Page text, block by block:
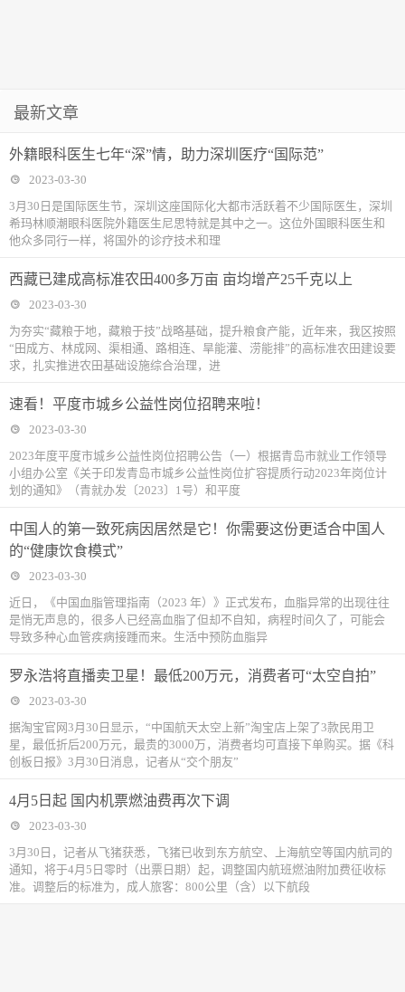
最新文章
外籍眼科医生七年“深”情，助力深圳医疗“国际范”
2023-03-30
3月30日是国际医生节，深圳这座国际化大都市活跃着不少国际医生，深圳
希玛林顺潮眼科医院外籍医生尼思特就是其中之一。这位外国眼科医生和
他众多同行一样，将国外的诊疗技术和理
西藏已建成高标准农田400多万亩 亩均增产25千克以上
2023-03-30
为夯实“藏粮于地，藏粮于技”战略基础，提升粮食产能，近年来，我区按照
“田成方、林成网、渠相通、路相连、旱能灌、涝能排”的高标准农田建设要
求，扎实推进农田基础设施综合治理，进
速看！平度市城乡公益性岗位招聘来啦！
2023-03-30
2023年度平度市城乡公益性岗位招聘公告（一）根据青岛市就业工作领导
小组办公室《关于印发青岛市城乡公益性岗位扩容提质行动2023年岗位计
划的通知》（青就办发〔2023〕1号）和平度
中国人的第一致死病因居然是它！你需要这份更适合中国人
的“健康饮食模式”
2023-03-30
近日，《中国血脂管理指南（2023 年）》正式发布，血脂异常的出现往往
是悄无声息的，很多人已经高血脂了但却不自知，病程时间久了，可能会
导致多种心血管疾病接踵而来。生活中预防血脂异
罗永浩将直播卖卫星！最低200万元，消费者可“太空自拍”
2023-03-30
据淘宝官网3月30日显示，“中国航天太空上新”淘宝店上架了3款民用卫
星，最低折后200万元，最贵的3000万，消费者均可直接下单购买。据《科
创板日报》3月30日消息，记者从“交个朋友”
4月5日起 国内机票燃油费再次下调
2023-03-30
3月30日，记者从飞猪获悉，飞猪已收到东方航空、上海航空等国内航司的
通知，将于4月5日零时（出票日期）起，调整国内航班燃油附加费征收标
准。调整后的标准为，成人旅客：800公里（含）以下航段